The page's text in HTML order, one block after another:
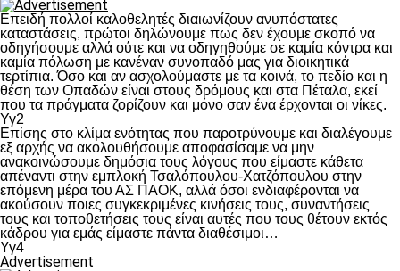
Επειδή πολλοί καλοθελητές διαιωνίζουν ανυπόστατες
καταστάσεις, πρώτοι δηλώνουμε πως δεν έχουμε σκοπό να
οδηγήσουμε αλλά ούτε και να οδηγηθούμε σε καμία κόντρα και
καμία πόλωση με κανέναν συνοπαδό μας για διοικητικά
τερτίπια. Όσο και αν ασχολούμαστε με τα κοινά, το πεδίο και η
θέση των Οπαδών είναι στους δρόμους και στα Πέταλα, εκεί
που τα πράγματα ζορίζουν και μόνο σαν ένα έρχονται οι νίκες.
Υγ2
Επίσης στο κλίμα ενότητας που παροτρύνουμε και διαλέγουμε
εξ αρχής να ακολουθήσουμε αποφασίσαμε να μην
ανακοινώσουμε δημόσια τους λόγους που είμαστε κάθετα
απέναντι στην εμπλοκή Τσαλόπουλου-Χατζόπουλου στην
επόμενη μέρα του ΑΣ ΠΑΟΚ, αλλά όσοι ενδιαφέρονται να
ακούσουν ποιες συγκεκριμένες κινήσεις τους, συναντήσεις
τους και τοποθετήσεις τους είναι αυτές που τους θέτουν εκτός
κάδρου για εμάς είμαστε πάντα διαθέσιμοι…
Υγ4
Advertisement